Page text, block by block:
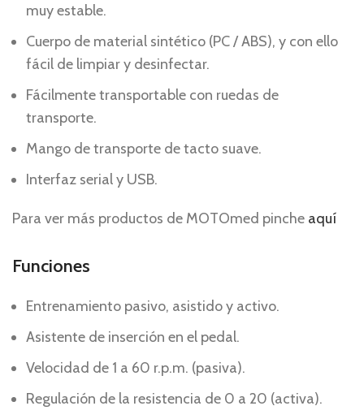
muy estable.
Cuerpo de material sintético (PC / ABS), y con ello
fácil de limpiar y desinfectar.
Fácilmente transportable con ruedas de
transporte.
Mango de transporte de tacto suave.
Interfaz serial y USB.
Para ver más productos de MOTOmed pinche aquí
Funciones
Entrenamiento pasivo, asistido y activo.
Asistente de inserción en el pedal.
Velocidad de 1 a 60 r.p.m. (pasiva).
Regulación de la resistencia de 0 a 20 (activa).